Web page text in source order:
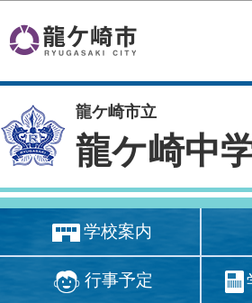
龍ケ崎市立
龍ケ崎中
学校案内
行事予定